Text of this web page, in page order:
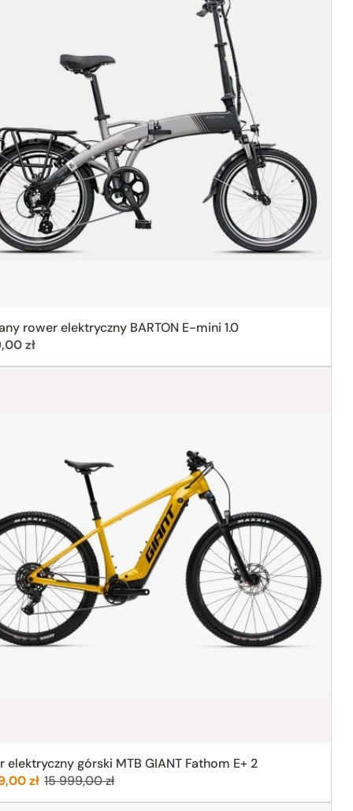
rower elektryczny BARTON E-mini 1.0
zł
elektryczny górski MTB GIANT Fathom E+ 2
zł Poprzednia cena:
15 999,00 zł